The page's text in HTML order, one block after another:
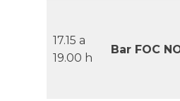
17.15 a
19.00 h
Bar FOC